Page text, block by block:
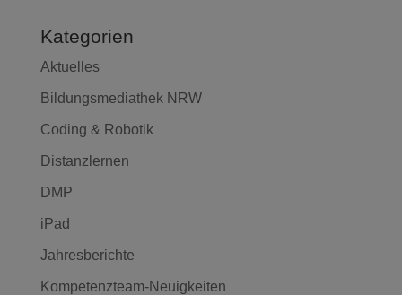
Kategorien
Aktuelles
Bildungsmediathek NRW
Coding & Robotik
Distanzlernen
DMP
iPad
Jahresberichte
Kompetenzteam-Neuigkeiten